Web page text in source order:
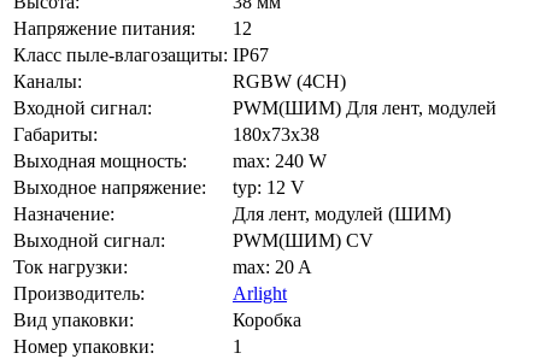
Напряжение питания:
12
Класс пыле-влагозащиты: IP67
Каналы:
RGBW (4CH)
Входной сигнал:
PWM(ШИМ) Для лент, модулей
Габариты:
180x73x38
Выходная мощность:
max: 240 W
Выходное напряжение:
typ: 12 V
Назначение:
Для лент, модулей (ШИМ)
Выходной сигнал:
PWM(ШИМ) CV
Ток нагрузки:
max: 20 A
Производитель:
Arlight
Вид упаковки:
Коробка
Номер упаковки:
1